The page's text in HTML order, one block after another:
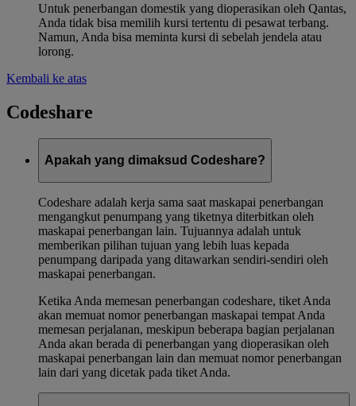
Untuk penerbangan domestik yang dioperasikan oleh Qantas,
Anda tidak bisa memilih kursi tertentu di pesawat terbang.
Namun, Anda bisa meminta kursi di sebelah jendela atau
lorong.
Kembali ke atas
Codeshare
Apakah yang dimaksud Codeshare?
Codeshare adalah kerja sama saat maskapai penerbangan
mengangkut penumpang yang tiketnya diterbitkan oleh
maskapai penerbangan lain. Tujuannya adalah untuk
memberikan pilihan tujuan yang lebih luas kepada
penumpang daripada yang ditawarkan sendiri-sendiri oleh
maskapai penerbangan.
Ketika Anda memesan penerbangan codeshare, tiket Anda
akan memuat nomor penerbangan maskapai tempat Anda
memesan perjalanan, meskipun beberapa bagian perjalanan
Anda akan berada di penerbangan yang dioperasikan oleh
maskapai penerbangan lain dan memuat nomor penerbangan
lain dari yang dicetak pada tiket Anda.